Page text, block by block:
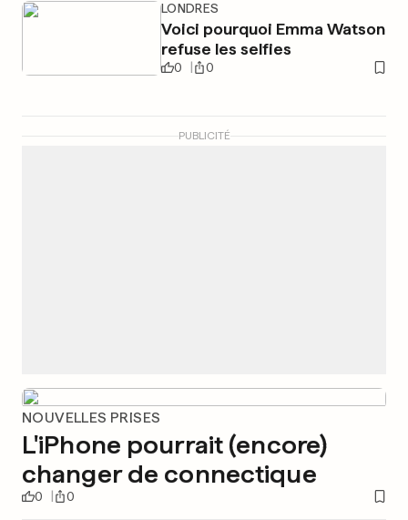
LONDRES
Voici pourquoi Emma Watson
refuse les selfies
0 0
PUBLICITÉ
NOUVELLES PRISES
L'iPhone pourrait (encore)
changer de connectique
0 0